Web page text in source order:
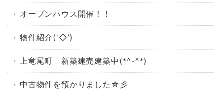
オープンハウス開催！！
物件紹介('◇')ゞ
上竜尾町 新築建売建築中(*^-^*)
中古物件を預かりました☆彡